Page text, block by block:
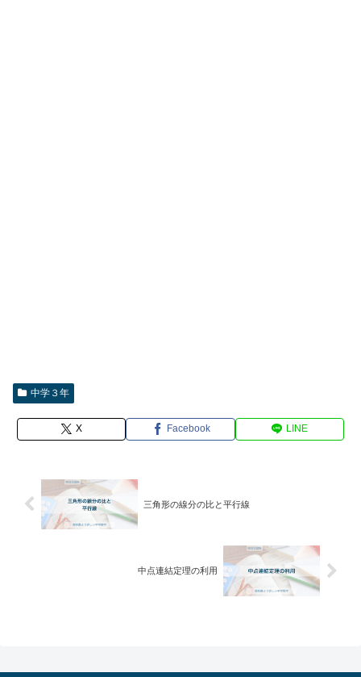
中学３年
X Facebook LINE
三角形の線分の比と平行線
中点連結定理の利用